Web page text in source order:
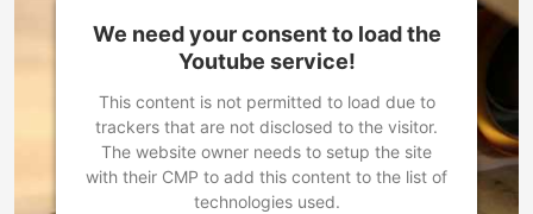
We need your consent to load the
Youtube service!
This content is not permitted to load due to
trackers that are not disclosed to the visitor.
The website owner needs to setup the site
with their CMP to add this content to the list of
technologies used.